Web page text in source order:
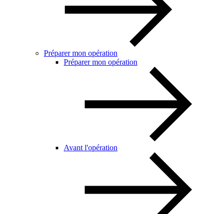
Préparer mon opération
Préparer mon opération
Avant l'opération